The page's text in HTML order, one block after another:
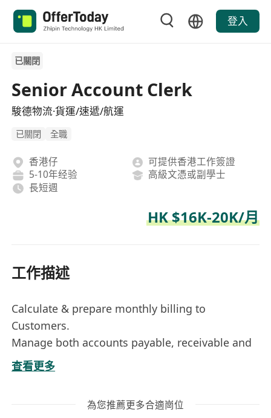
登入
已關閉
Senior Account Clerk
駿德物流·貨運/速遞/航運
已關閉 全職
香港仔
可提供香港工作簽證
5-10年经验
高級文憑或副學士
長短週
HK $16K-20K/月
工作描述
Calculate & prepare monthly billing to
Customers.
Manage both accounts payable, receivable and
accounts analysis.
Preparation of Profit & Loss and Balance Sheet
Monthly Management accounting reporting.
查看更多
為您推薦更多合適崗位